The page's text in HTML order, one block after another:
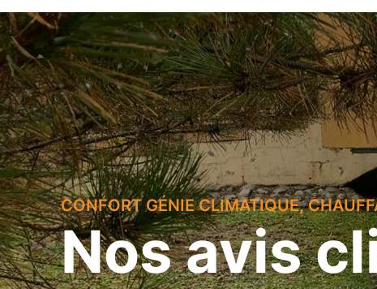
CONFORT GÉNIE CLIMATIQUE,
Nos avis